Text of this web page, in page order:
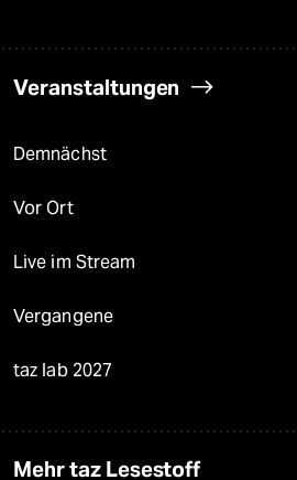
Veranstaltungen
Demnächst
Vor Ort
Live im Stream
Vergangene
taz lab 2027
Mehr taz Lesestoff